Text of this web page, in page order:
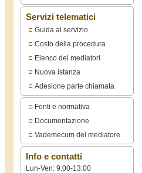
Servizi telematici
Guida al servizio
Costo della procedura
Elenco dei mediatori
Nuova istanza
Adesione parte chiamata
Fonti e normativa
Documentazione
Vademecum del mediatore
Info e contatti
Lun-Ven: 9:00-13:00